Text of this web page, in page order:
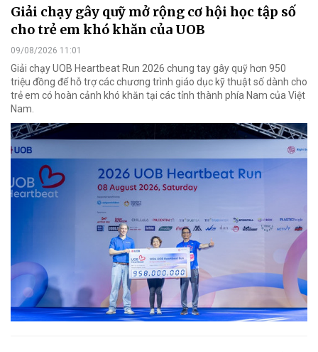
Giải chạy gây quỹ mở rộng cơ hội học tập số
cho trẻ em khó khăn của UOB
09/08/2026 11:01
Giải chạy UOB Heartbeat Run 2026 chung tay gây quỹ hơn 950
triệu đồng để hỗ trợ các chương trình giáo dục kỹ thuật số dành cho
trẻ em có hoàn cảnh khó khăn tại các tỉnh thành phía Nam của Việt
Nam.